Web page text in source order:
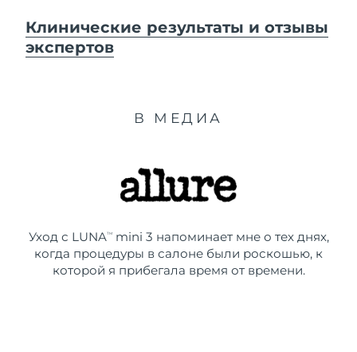
Клинические результаты и отзывы
экспертов
В МЕДИА
Уход с LUNATMmini 3 напоминает мне о тех днях,
когда процедуры в салоне были роскошью, к
которой я прибегала время от времени.